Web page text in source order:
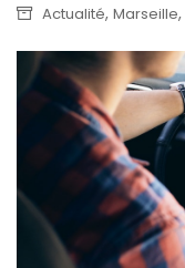
Actualité, Marseille,